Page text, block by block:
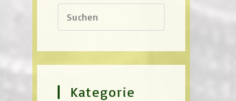
Kategorie